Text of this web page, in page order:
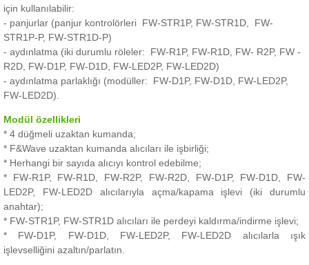
için kullanılabilir:
- panjurlar (panjur kontrolörleri FW-STR1P, FW-STR1D, FW-
STR1P-P, FW-STR1D-P)
- aydınlatma (iki durumlu röleler: FW-R1P, FW-R1D, FW- R2P, FW -
R2D, FW-D1P, FW-D1D, FW-LED2P, FW-LED2D)
- aydınlatma parlaklığı (modüller: FW-D1P, FW-D1D, FW-LED2P,
FW-LED2D).
Modül özellikleri
* 4 düğmeli uzaktan kumanda;
* F&Wave uzaktan kumanda alıcıları ile işbirliği;
* Herhangi bir sayıda alıcıyı kontrol edebilme;
* FW-R1P, FW-R1D, FW-R2P, FW-R2D, FW-D1P, FW-D1D, FW-
LED2P, FW-LED2D alıcılarıyla açma/kapama işlevi (iki durumlu
anahtar);
* FW-STR1P, FW-STR1D alıcıları ile perdeyi kaldırma/indirme işlevi;
* FW-D1P, FW-D1D, FW-LED2P, FW-LED2D alıcılarla ışık
işlevselliğini azaltın/parlatın.